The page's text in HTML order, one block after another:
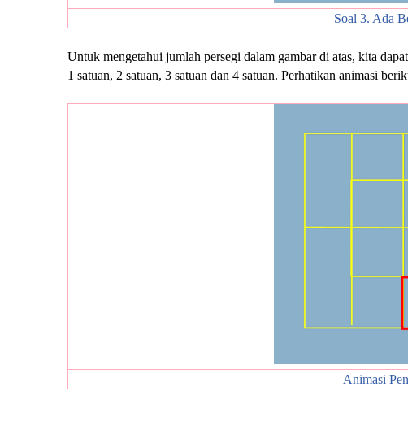
Soal 3. Ada
Untuk mengetahui jumlah persegi dalam gambar di atas, kita
1 satuan, 2 satuan, 3 satuan dan 4 satuan. Perhatikan animasi
Animasi